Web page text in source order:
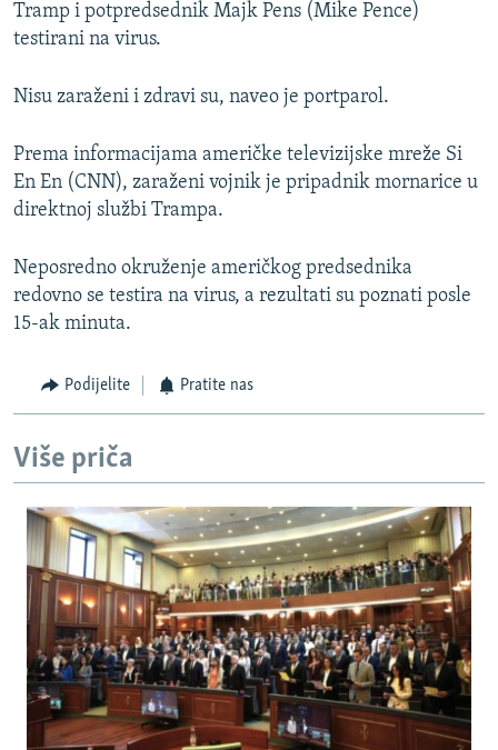
Tramp i potpredsednik Majk Pens (Mike Pence)
testirani na virus.
Nisu zaraženi i zdravi su, naveo je portparol.
Prema informacijama američke televizijske mreže Si
En En (CNN), zaraženi vojnik je pripadnik mornarice u
direktnoj službi Trampa.
Neposredno okruženje američkog predsednika
redovno se testira na virus, a rezultati su poznati posle
15-ak minuta.
Podijelite Pratite nas
Više priča